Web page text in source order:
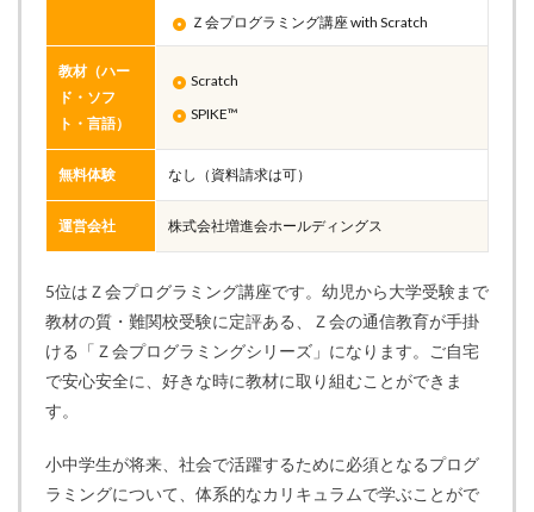
Ｚ会プログラミング講座 with Scratch
教材（ハー
ド・ソフ
ト・言語）
Scratch
SPIKE™
無料体験 なし（資料請求は可）
運営会社 株式会社増進会ホールディングス
5位はＺ会プログラミング講座です。幼児から大学受験まで
教材の質・難関校受験に定評ある、Ｚ会の通信教育が手掛
ける「Ｚ会プログラミングシリーズ」になります。ご自宅
で安心安全に、好きな時に教材に取り組むことができま
す。
小中学生が将来、社会で活躍するために必須となるプログ
ラミングについて、体系的なカリキュラムで学ぶことがで